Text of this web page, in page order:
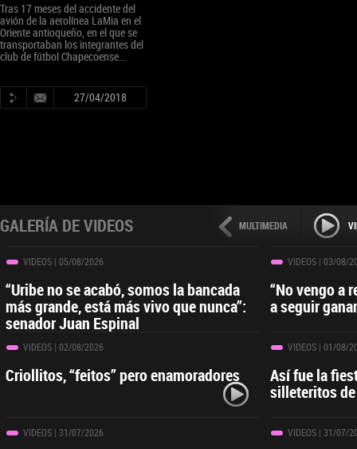
Tras 17 meses del accidente del
avión de la aerolínea LaMia en el
Oriente antioqueño, en el que se
transportaban los integrantes del
club de fútbol Chapecoense...
27/04/2018
MULTIMEDIA
GALERÍA DE VIDEOS
VIDEOS | 05/08/2026
“Uribe no se acabó, somos la bancada
más grande, está más vivo que nunca”:
senador Juan Espinal
VIDEOS | 03/08/
“No vengo a
a seguir
VIDEOS | 02/08/2026
Criollitos, “feitos” pero enamoradores
VIDEOS | 01/08/
Así fue la
silleteritos
VIDEOS | 31/07/2026 VIDEOS | 31/07/